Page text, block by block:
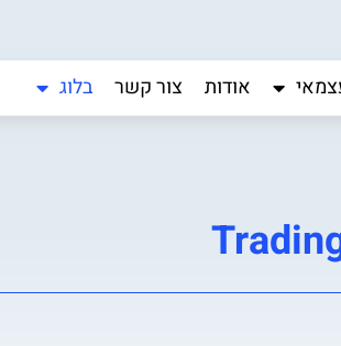
אודות צור קשר בלוג